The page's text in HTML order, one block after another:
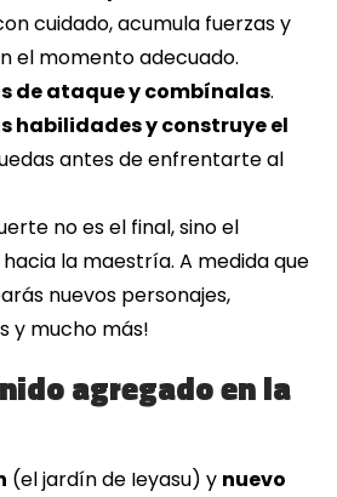
cuidado, acumula fuerzas y
el momento adecuado.
de ataque y combínalas.
habilidades y construye el
antes de enfrentarte al
no es el final, sino el
la maestría. A medida que
nuevos personajes,
y mucho más!
agregado en la
(el jardín de Ieyasu) y nuevo